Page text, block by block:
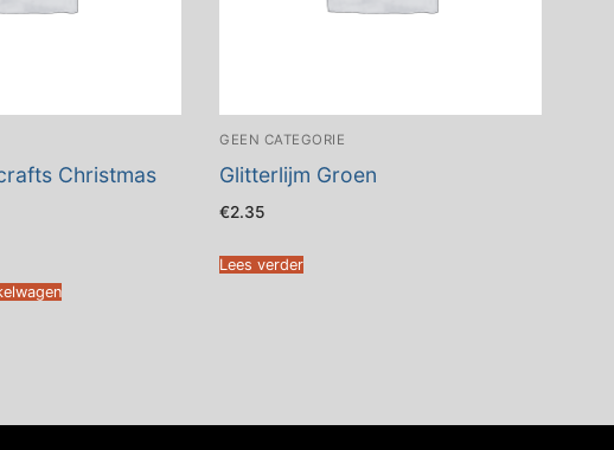
Christmas
GEEN CATEGORIE
Glitterlijm Groen
€2.35
Lees verder